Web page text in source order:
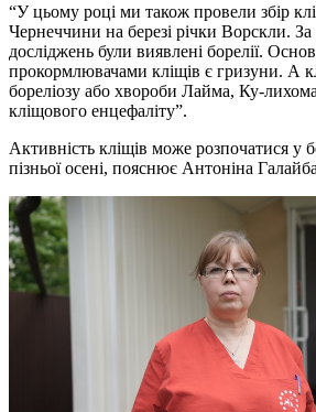
“У цьому році ми також провели збір
Чернеччини на березі річки Ворскли. За
досліджень були виявлені борелії.
прокормлювачами кліщів є гризуни. А
бореліозу або хвороби Лайма, Ку-
кліщового енцефаліту”.
Активність кліщів може розпочатися у
пізньої осені, пояснює Антоніна